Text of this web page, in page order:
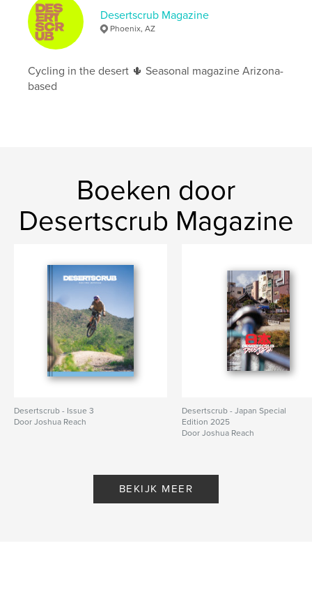
Trefwoorden
biking , cycling , bicycles
Desertscrub Magazine
Phoenix, AZ
Cycling in the desert 🌵 Seasonal magazine Arizona-
based
Boeken door
Desertscrub Magazine
Desertscrub - Issue 3
Door Joshua Reach
Desertscrub - Japan Special
Edition 2025
Door Joshua Reach
BEKIJK MEER